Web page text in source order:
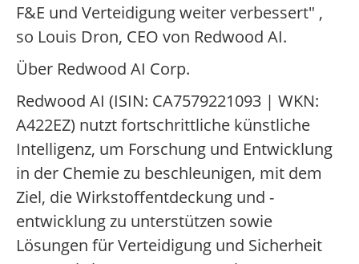
F&E und Verteidigung weiter verbessert" ,
so Louis Dron, CEO von Redwood AI.
Über Redwood AI Corp.
Redwood AI (ISIN: CA7579221093 | WKN:
A422EZ) nutzt fortschrittliche künstliche
Intelligenz, um Forschung und Entwicklung
in der Chemie zu beschleunigen, mit dem
Ziel, die Wirkstoffentdeckung und -
entwicklung zu unterstützen sowie
Lösungen für Verteidigung und Sicherheit